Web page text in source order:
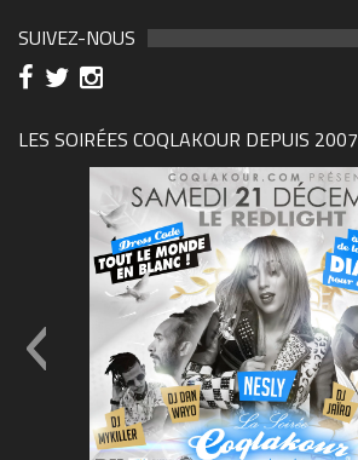
SUIVEZ-NOUS
LES SOIRÉES COQLAKOUR DEPUIS 2007